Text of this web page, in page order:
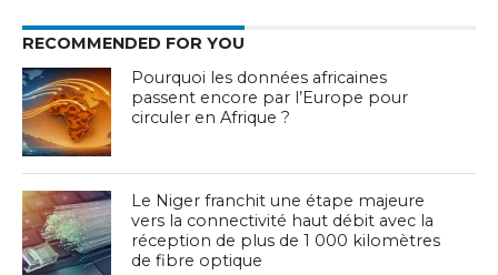
RECOMMENDED FOR YOU
Pourquoi les données africaines
passent encore par l’Europe pour
circuler en Afrique ?
Le Niger franchit une étape majeure
vers la connectivité haut débit avec la
réception de plus de 1 000 kilomètres
de fibre optique